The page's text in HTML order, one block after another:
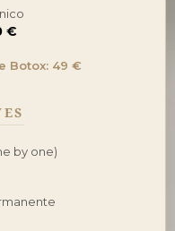
€
Botox: 49 €
by one)